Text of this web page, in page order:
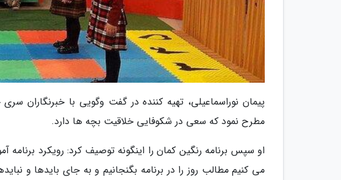
پیمان نوراسماعیلی، تهیه کننده در گفت وگویی با خبرنگاران
مطرح نمود که سعی در شکوفایی خلاقیت بچه ها دارد.
او سپس برنامه رنگین کمان را اینگونه توصیف کرد: رویکرد
می کنیم مطالب روز را در برنامه بگنجانیم و به جای بایدها و